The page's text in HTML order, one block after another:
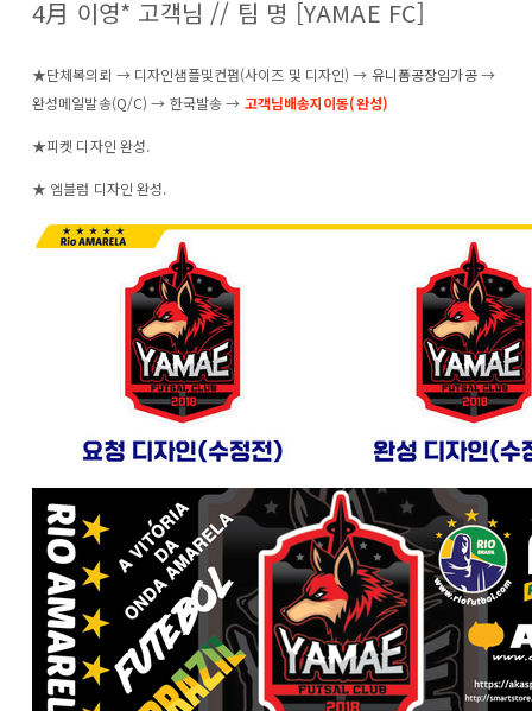
4月 이영* 고객님 // 팀 명 [YAMAE FC]
★단체복의뢰 → 디자인샘플및컨펌(사이즈 및 디자인) → 유니폼공장임가공→
완성메일발송(Q/C) → 한국발송 → 고객님배송지이동(완성)
★피켓 디자인 완성.
★ 엠블럼 디자인 완성.